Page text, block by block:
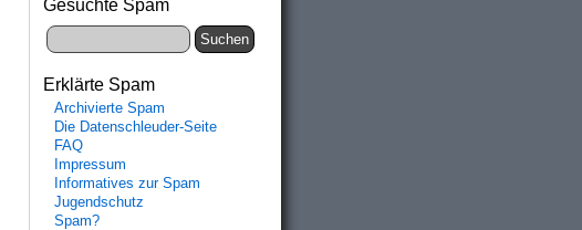
Gesuchte Spam
Erklärte Spam
Archivierte Spam
Die Datenschleuder-Seite
FAQ
Impressum
Informatives zur Spam
Jugendschutz
Spam?